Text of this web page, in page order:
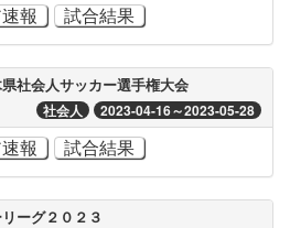
報 試合結果
社会人サッカー選手権大会
社会人 2023-04-16～2023-05-28
報 試合結果
ーグ２０２３